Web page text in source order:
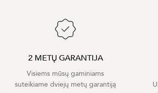
2 METŲ GARANTIJA
Visiems mūsų gaminiams
suteikiame dviejų metų garantiją